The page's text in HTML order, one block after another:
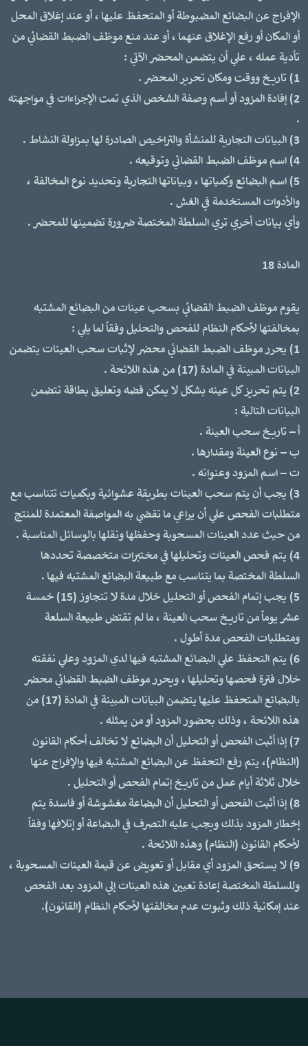
الإفراج عن البضائع المضبوطة أو المتحفظ عليها ، أو عند إغلاق المحل
أو المكان أو رفع الإغلاق عنهما ، أو عند منع موظف الضبط القضائي من
تأدية عمله ، علي أن يتضمن المحضر الآتي :
1) تاريخ ووقت ومكان تحرير المحضر .
2) إفادة المزود أو أسم وصفة الشخص الذي تمت الإجراءات في مواجهته
.
3) البيانات التجارية للمنشأة والتراخيص الصادرة لها بمزاولة النشاط .
4) اسم موظف الضبط القضائي وتوقيعه .
5) اسم البضائع وكمياتها ، وبياناتها التجارية وتحديد نوع المخالفة ،
والأدوات المستخدمة في الغش .
وأي بيانات أخري تري السلطة المختصة ضرورة تضمينها للمحضر .
المادة 18
يقوم موظف الضبط القضائي بسحب عينات من البضائع المشتبه
بمخالفتها لأحكام النظام للفحص والتحليل وفقاً لما يلي :
1) يحرر موظف الضبط القضائي محضر لإثبات سحب العينات يتضمن
البيانات المبينة في المادة (17) من هذه اللائحة .
2) يتم تحريز كل عينه بشكل لا يمكن فضه وتعليق بطاقة تتضمن
البيانات التالية :
أ – تاريخ سحب العينة .
ب – نوع العينة ومقدارها .
ت – اسم المزود وعنوانه .
3) يجب أن يتم سحب العينات بطريقة عشوائية وبكميات تتناسب مع
متطلبات الفحص علي أن يراعي ما تقضي به المواصفة المعتمدة للمنتج
من حيث عدد العينات المسحوبة وحفظها ونقلها بالوسائل المناسبة .
4) يتم فحص العينات وتحليلها في مختبرات متخصصة تحددها
السلطة المختصة بما يتناسب مع طبيعة البضائع المشتبه فيها .
5) يجب إتمام الفحص أو التحليل خلال مدة لا تتجاوز (15) خمسة
عشر يوماً من تاريخ سحب العينة ، ما لم تقتض طبيعة السلعة
ومتطلبات الفحص مدة أطول .
6) يتم التحفظ علي البضائع المشتبه فيها لدي المزود وعلي نفقته
خلال فترة فحصها وتحليلها ، ويحرر موظف الضبط القضائي محضر
بالبضائع المتحفظ عليها يتضمن البيانات المبينة في المادة (17) من
هذه اللائحة ، وذلك بحضور المزود أو من يمثله .
7) إذا أثبت الفحص أو التحليل أن البضائع لا تخالف أحكام القانون
(النظام)، يتم رفع التحفظ عن البضائع المشتبه فيها والإفراج عنها
خلال ثلاثة أيام عمل من تاريخ إتمام الفحص أو التحليل .
8) إذا أثبت الفحص أو التحليل أن البضاعة مغشوشة أو فاسدة يتم
إخطار المزود بذلك ويجب عليه التصرف في البضاعة أو إتلافها وفقاً
لأحكام القانون (النظام) وهذه اللائحة .
9) لا يستحق المزود أي مقابل أو تعويض عن قيمة العينات المسحوبة ،
وللسلطة المختصة إعادة تعيين هذه العينات إلي المزود بعد الفحص
عند إمكانية ذلك وثبوت عدم مخالفتها لأحكام النظام (القانون).